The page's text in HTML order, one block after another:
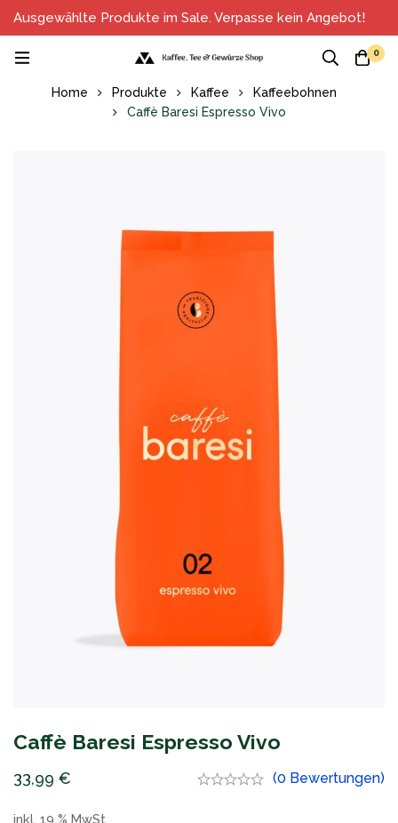
Ausgewählte Produkte im Sale. Verpasse kein Angebot!
0
Home Produkte Kaffee
Kaffeebohnen
Caffè Baresi Espresso Vivo
Caffè Baresi Espresso Vivo
33,99 € (0 Bewertungen)
inkl. 19 % MwSt.